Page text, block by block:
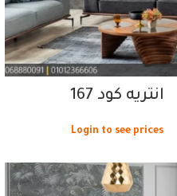
انتريه كود 167
Login to see prices